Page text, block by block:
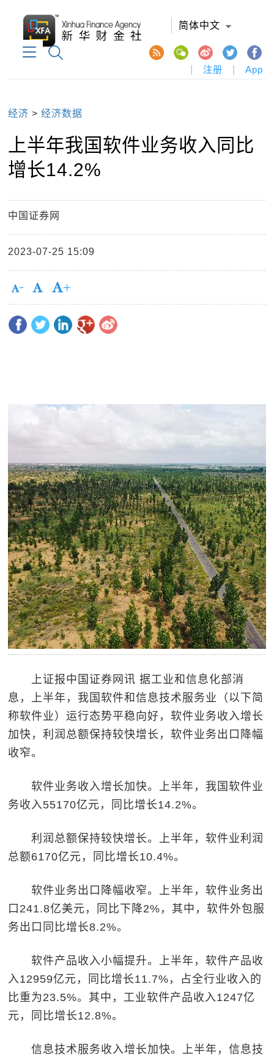
简体中文
注册 App
经济 >经济数据
上半年我国软件业务收入同比
增长14.2%
中国证券网
2023-07-25 15:09
上证报中国证券网讯 据工业和信息化部消
息，上半年，我国软件和信息技术服务业（以下简
称软件业）运行态势平稳向好，软件业务收入增长
加快，利润总额保持较快增长，软件业务出口降幅
收窄。
软件业务收入增长加快。上半年，我国软件业
务收入55170亿元，同比增长14.2%。
利润总额保持较快增长。上半年，软件业利润
总额6170亿元，同比增长10.4%。
软件业务出口降幅收窄。上半年，软件业务出
口241.8亿美元，同比下降2%，其中，软件外包服
务出口同比增长8.2%。
软件产品收入小幅提升。上半年，软件产品收
入12959亿元，同比增长11.7%，占全行业收入的
比重为23.5%。其中，工业软件产品收入1247亿
元，同比增长12.8%。
信息技术服务收入增长加快。上半年，信息技